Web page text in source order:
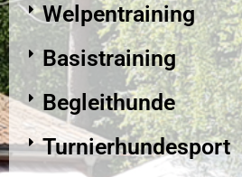
Welpentraining
Basistraining
Begleithunde
Turnierhundesport